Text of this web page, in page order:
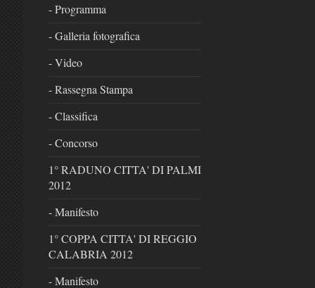
- Programma
- Galleria fotografica
- Video
- Rassegna Stampa
- Classifica
- Concorso
1° RADUNO CITTA' DI PALMI
2012
- Manifesto
1° COPPA CITTA' DI REGGIO
CALABRIA 2012
- Manifesto